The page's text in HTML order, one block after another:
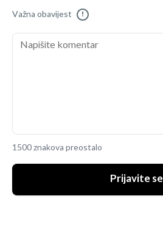
Važna obavijest !
1500 znakova preostalo
Prijavite se